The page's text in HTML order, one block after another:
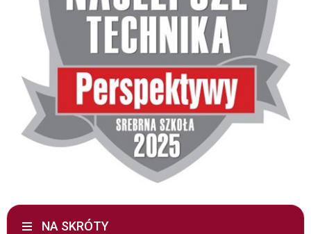
NA SKRÓTY